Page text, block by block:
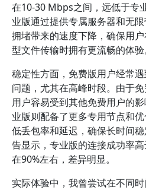
在10-30 Mbps之间，远低于专
业版通过提供专属服务器和无
拥堵带来的速度下降，确保用
型文件传输时拥有更流畅的体验
稳定性方面，免费版用户经常
问题，尤其在高峰时段。由于
用户容易受到其他免费用户的
业版则配备了更多专用节点和
低丢包率和延迟，确保长时间
告显示，专业版的连接成功率
在90%左右，差异明显。
实际体验中，我曾尝试在不同